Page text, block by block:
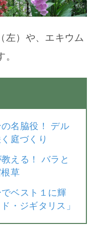
左）や、エキウム
名脇役！ デル
庭づくり
える！ バラと
草
ベスト１に輝
・ジギタリス」